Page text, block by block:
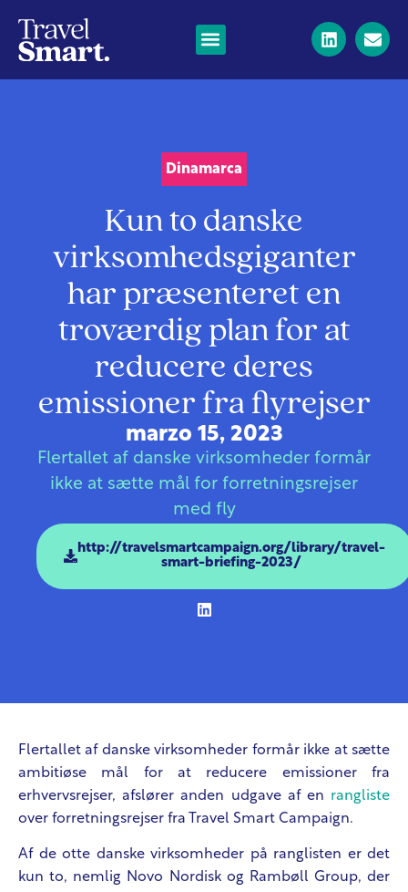
Dinamarca
Kun to danske
virksomhedsgiganter
har præsenteret en
troværdig plan for at
reducere deres
emissioner fra flyrejser
marzo 15, 2023
Flertallet af danske virksomheder formår
ikke at sætte mål for forretningsrejser
med fly
http://travelsmartcampaign.org/library/travel-
smart-briefing-2023/
Flertallet af danske virksomheder formår ikke at sætte
ambitiøse mål for at reducere emissioner fra
erhvervsrejser, afslører anden udgave af en rangliste
over forretningsrejser fra Travel Smart Campaign.
Af de otte danske virksomheder på ranglisten er det
kun to, nemlig Novo Nordisk og Rambøll Group, der